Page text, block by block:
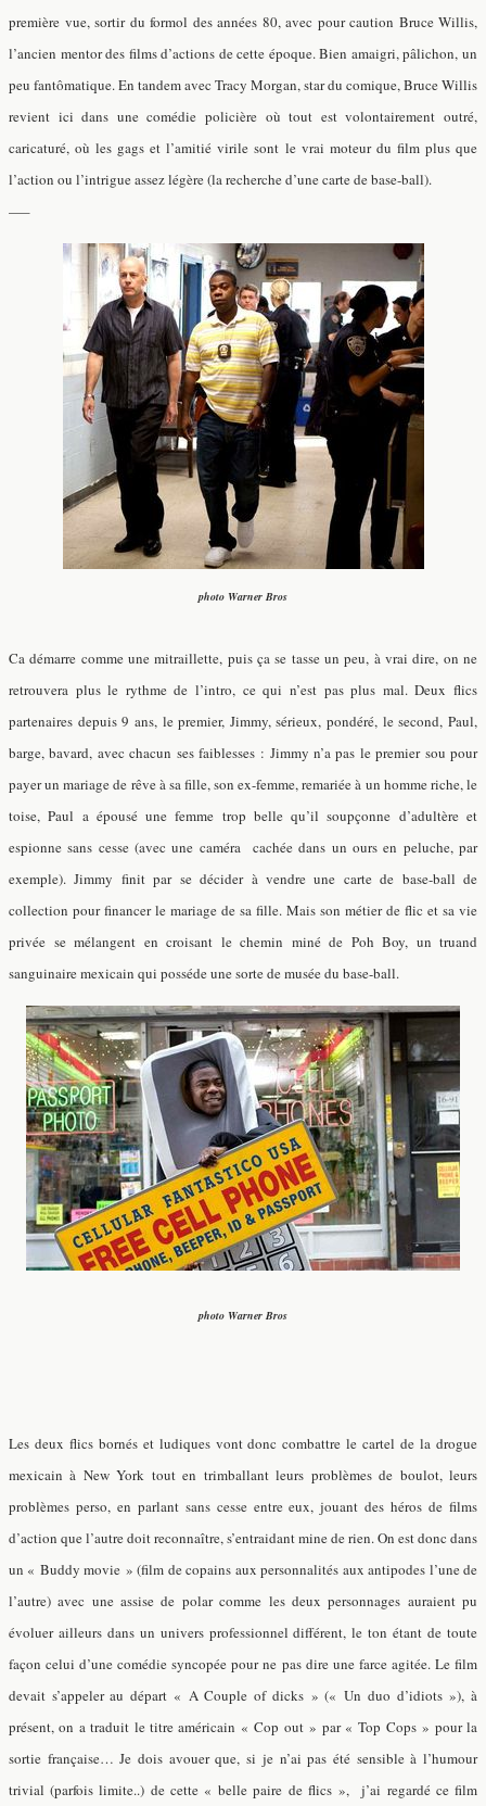
première vue, sortir du formol des années 80, avec pour caution Bruce Willis,
l’ancien mentor des films d’actions de cette époque. Bien amaigri, pâlichon, un
peu fantômatique. En tandem avec Tracy Morgan, star du comique, Bruce Willis
revient ici dans une comédie policière où tout est volontairement outré,
caricaturé, où les gags et l’amitié virile sont le vrai moteur du film plus que
l’action ou l’intrigue assez légère (la recherche d’une carte de base-ball).
—–
photo Warner Bros
Ca démarre comme une mitraillette, puis ça se tasse un peu, à vrai dire, on ne
retrouvera plus le rythme de l’intro, ce qui n’est pas plus mal. Deux flics
partenaires depuis 9 ans, le premier, Jimmy, sérieux, pondéré, le second, Paul,
barge, bavard, avec chacun ses faiblesses : Jimmy n’a pas le premier sou pour
payer un mariage de rêve à sa fille, son ex-femme, remariée à un homme riche, le
toise, Paul a épousé une femme trop belle qu’il soupçonne d’adultère et
espionne sans cesse (avec une caméra cachée dans un ours en peluche, par
exemple). Jimmy finit par se décider à vendre une carte de base-ball de
collection pour financer le mariage de sa fille. Mais son métier de flic et sa vie
privée se mélangent en croisant le chemin miné de Poh Boy, un truand
sanguinaire mexicain qui posséde une sorte de musée du base-ball.
photo Warner Bros
Les deux flics bornés et ludiques vont donc combattre le cartel de la drogue
mexicain à New York tout en trimballant leurs problèmes de boulot, leurs
problèmes perso, en parlant sans cesse entre eux, jouant des héros de films
d’action que l’autre doit reconnaître, s’entraidant mine de rien. On est donc dans
un « Buddy movie » (film de copains aux personnalités aux antipodes l’une de
l’autre) avec une assise de polar comme les deux personnages auraient pu
évoluer ailleurs dans un univers professionnel différent, le ton étant de toute
façon celui d’une comédie syncopée pour ne pas dire une farce agitée. Le film
devait s’appeler au départ « A Couple of dicks » (« Un duo d’idiots »), à
présent, on a traduit le titre américain « Cop out » par « Top Cops » pour la
sortie française… Je dois avouer que, si je n’ai pas été sensible à l’humour
trivial (parfois limite..) de cette « belle paire de flics », j’ai regardé ce film